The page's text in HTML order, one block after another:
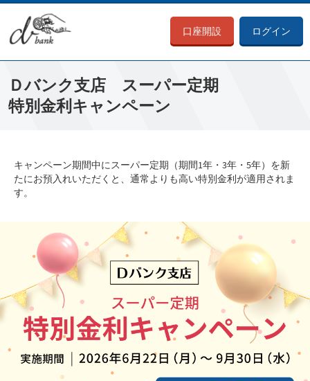
口座開設 ログイン
Ｄバンク支店 スーパー定期
特別金利キャンペーン
キャンペーン期間中にスーパー定期（期間1年・3年・5年）を新
たにお預入れいただくと、通常よりも高い特別金利が適用されま
す。